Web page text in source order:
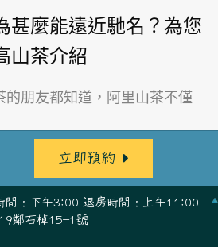
甚麼能遠近馳名？為您
山茶介紹
的朋友都知道，阿里山茶不僅
立即預約
間：下午3:00 退房時間：上午11:00
鄰石棹15-1號